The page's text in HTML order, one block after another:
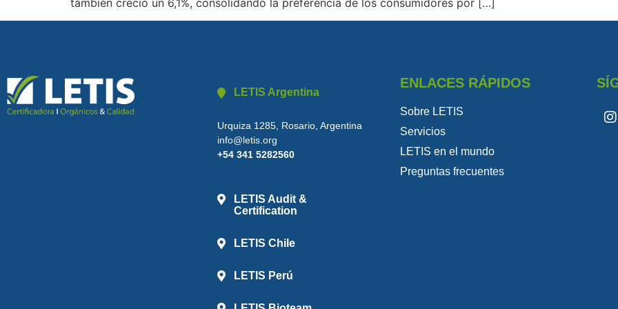
LETIS Argentina
Urquiza 1285, Rosario, Argentina
info@letis.org
+54 341 5282560
LETIS Audit &
Certification
LETIS Chile
LETIS Perú
ENLACES RÁPIDOS
Sobre LETIS
Servicios
LETIS en el mundo
Preguntas frecuentes